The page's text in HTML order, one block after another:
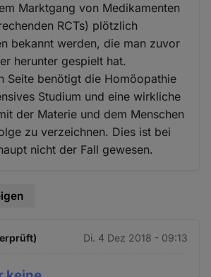
Marktgang von Medikamenten
RCTs) plötzlich
bekannt werden, die man zuvor
herunter gespielt hat.
Seite benötigt die Homöopathie
Studium und eine wirkliche
der Materie und dem Menschen
zu verzeichnen. Dies ist bei
nicht der Fall gewesen.
Di. 4 Dez 2018 - 09:13